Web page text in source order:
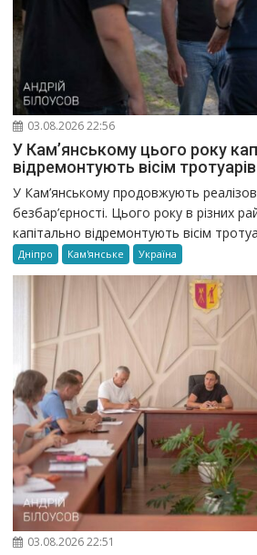
03.08.2026 22:56
У Кам’янському цього року
відремонтують вісім тротуарів
У Кам’янському продовжують
безбар’єрності. Цього року в різних
капітально відремонтують вісім
Дніпро Кам'янське Україна
03.08.2026 22:51